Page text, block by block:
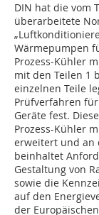
DIN hat die vom
überarbeitete
Wärmepumpen
Prozess-Kühler
mit den Teilen 1
einzelnen Teile
Prüfverfahren
Geräte fest.
Prozess-Kühler
erweitert und an
beinhaltet
Gestaltung von
sowie die
auf den
der